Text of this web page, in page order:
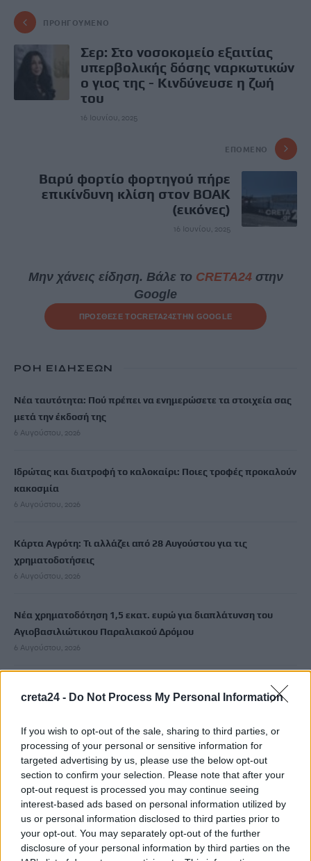
creta24 - Do Not Process My Personal Information
If you wish to opt-out of the sale, sharing to third parties, or
processing of your personal or sensitive information for
targeted advertising by us, please use the below opt-out
section to confirm your selection. Please note that after your
opt-out request is processed you may continue seeing
interest-based ads based on personal information utilized by
us or personal information disclosed to third parties prior to
your opt-out. You may separately opt-out of the further
disclosure of your personal information by third parties on the
ΠΡΟΗΓΟΎΜΕΝΟ
Σερ: Στο νοσοκομείο εξαιτίας
υπερβολικής δόσης ναρκωτικών
ο γιος της - Κινδύνευσε η ζωή
του
16 Ιουνίου, 2025
ΕΠΌΜΕΝΟ
Βαρύ φορτίο φορτηγού πήρε
επικίνδυνη κλίση στον ΒΟΑΚ
(εικόνες)
16 Ιουνίου, 2025
Μην χάνεις είδηση. Βάλε το CRETA24στην
Google
ΠΡΟΣΘΕΣΕ ΤΟCRETA24ΣΤΗΝ GOOGLE
ΡΟΗ ΕΙΔΗΣΕΩΝ
Νέα ταυτότητα: Πού πρέπει να ενημερώσετε τα στοιχεία σας
μετά την έκδοσή της
6 Αυγούστου, 2026
Ιδρώτας και διατροφή το καλοκαίρι: Ποιες τροφές προκαλούν
κακοσμία
6 Αυγούστου, 2026
Κάρτα Αγρότη: Τι αλλάζει από 28 Αυγούστου για τις
χρηματοδοτήσεις
6 Αυγούστου, 2026
Νέα χρηματοδότηση 1,5 εκατ. ευρώ για διαπλάτυνση του
Αγιοβασιλιώτικου Παραλιακού Δρόμου
6 Αυγούστου, 2026
Τι δείχνει η ιατροδικαστική εξέταση για τα αίτια θανάτου του
90χρονου που εντοπίστηκε μέσα σε καταψύκτη
Το Αρκαλοχώρι γιόρτασε τον Προστάτη και Πολιούχο του
6 Αυγούστου, 2026
Παρατείνονται τα προληπτικά μέτρα στην Κρήτη για την
ευλογιά των αιγοπροβάτων
6 Αυγούστου, 2026